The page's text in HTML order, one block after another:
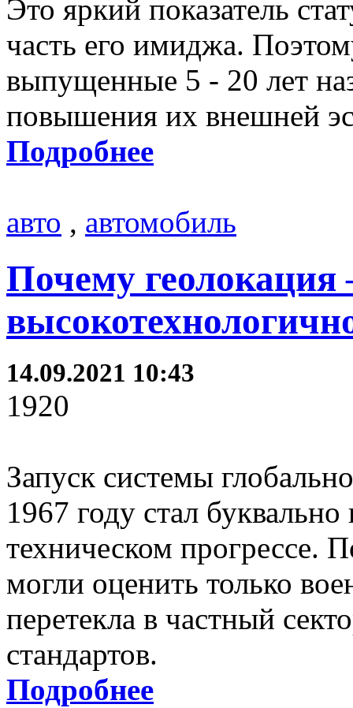
Это яркий показатель
часть его имиджа.
выпущенные 5 - 20 лет
повышения их внешней
Подробнее
авто , автомобиль
Почему геолокация
14.09.2021 10:43
1920
Запуск системы
1967 году стал
техническом прогрессе.
могли оценить только
перетекла в частный
стандартов.
Подробнее